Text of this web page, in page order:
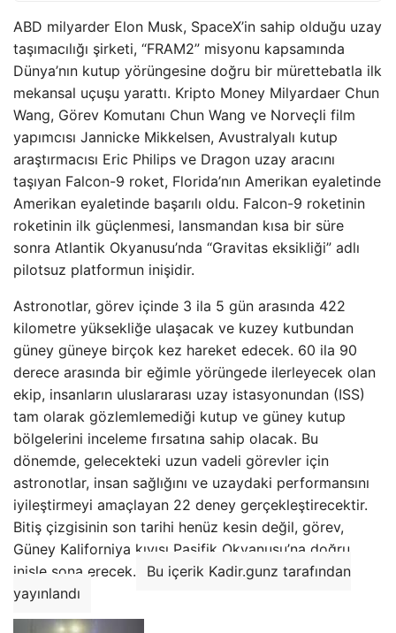
ABD milyarder Elon Musk, SpaceX’in sahip olduğu uzay
taşımacılığı şirketi, “FRAM2” misyonu kapsamında
Dünya’nın kutup yörüngesine doğru bir mürettebatla ilk
mekansal uçuşu yarattı. Kripto Money Milyardaer Chun
Wang, Görev Komutanı Chun Wang ve Norveçli film
yapımcısı Jannicke Mikkelsen, Avustralyalı kutup
araştırmacısı Eric Philips ve Dragon uzay aracını
taşıyan Falcon-9 roket, Florida’nın Amerikan eyaletinde
Amerikan eyaletinde başarılı oldu. Falcon-9 roketinin
roketinin ilk güçlenmesi, lansmandan kısa bir süre
sonra Atlantik Okyanusu’nda “Gravitas eksikliği” adlı
pilotsuz platformun inişidir.
Astronotlar, görev içinde 3 ila 5 gün arasında 422
kilometre yüksekliğe ulaşacak ve kuzey kutbundan
güney güneye birçok kez hareket edecek. 60 ila 90
derece arasında bir eğimle yörüngede ilerleyecek olan
ekip, insanların uluslararası uzay istasyonundan (ISS)
tam olarak gözlemlemediği kutup ve güney kutup
bölgelerini inceleme fırsatına sahip olacak. Bu
dönemde, gelecekteki uzun vadeli görevler için
astronotlar, insan sağlığını ve uzaydaki performansını
iyileştirmeyi amaçlayan 22 deney gerçekleştirecektir.
Bitiş çizgisinin son tarihi henüz kesin değil, görev,
Güney Kaliforniya kıyısı Pasifik Okyanusu’na doğru
inişle sona erecek.
Bu içerik Kadir.gunz tarafından
yayınlandı